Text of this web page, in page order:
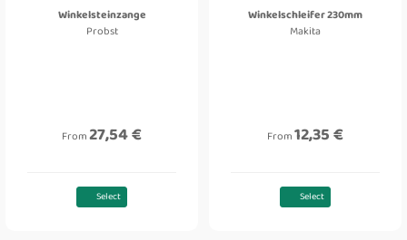
Winkelsteinzange
Probst
From27,54 €
Select
Winkelschleifer 230mm
Makita
From12,35 €
Select